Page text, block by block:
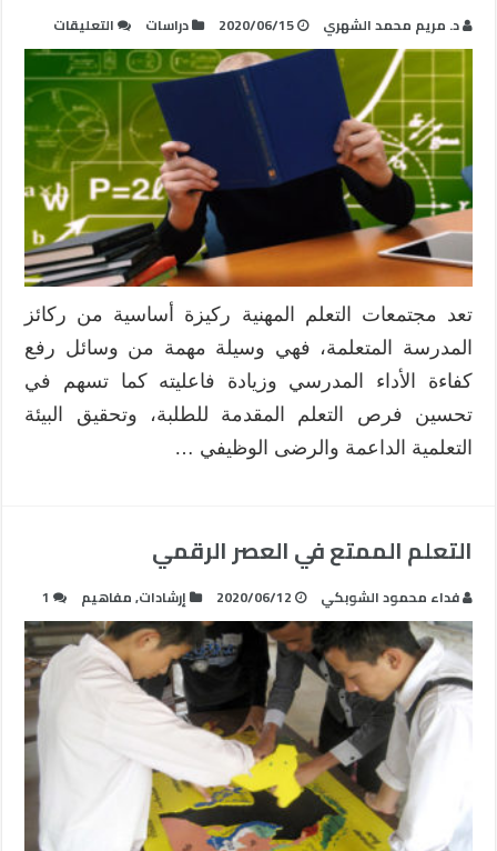
د. مريم محمد الشهري 2020/06/15 دراسات التعليقات
دور
البحث
الإجرائي
في
تفعيل
التعلم
المهنية
مغلقة
تعد مجتمعات التعلم المهنية ركيزة أساسية من ركائز
المدرسة المتعلمة، فهي وسيلة مهمة من وسائل رفع
كفاءة الأداء المدرسي وزيادة فاعليته كما تسهم في
تحسين فرص التعلم المقدمة للطلبة، وتحقيق البيئة
التعلمية الداعمة والرضى الوظيفي …
التعلم الممتع في العصر الرقمي
فداء محمود الشوبكي 2020/06/12 إرشادات,مفاهيم 1